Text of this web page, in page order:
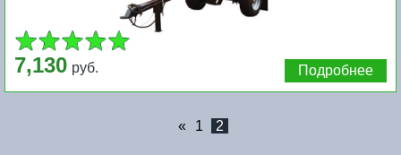
7,130 руб. Подробнее
« 1 2